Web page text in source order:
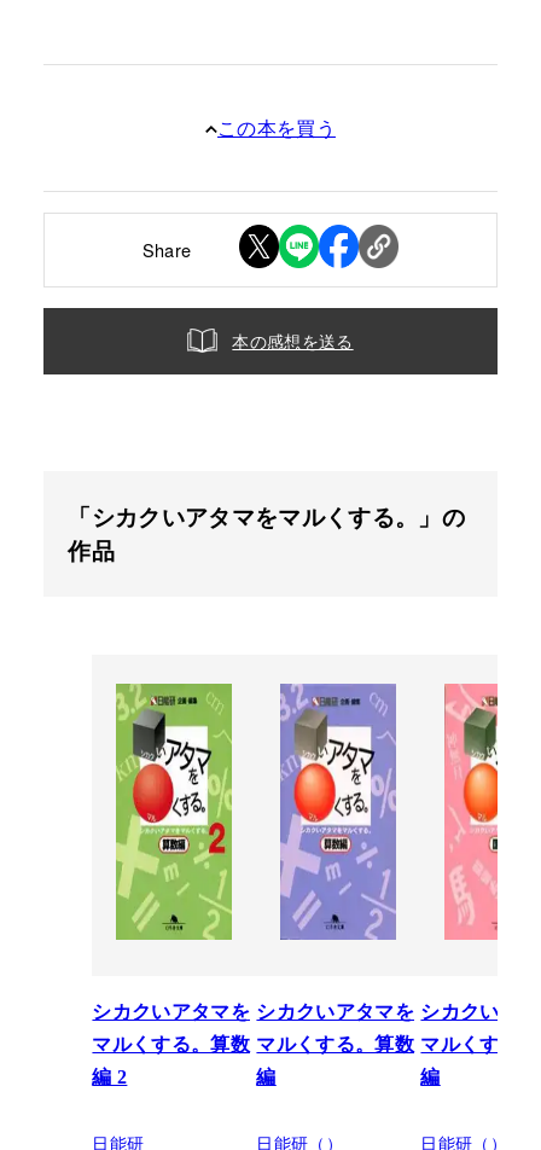
この本を買う
Share
本の感想を送る
「シカクいアタマをマルくする。」の
作品
シカクいアタマを
マルくする。算数
編 2
日能研
シカクいアタマを
マルくする。算数
編
日能研（）
シカクいア
マルくする
編
日能研（）